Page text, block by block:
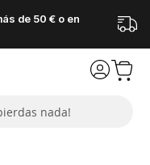
de 50 € o en